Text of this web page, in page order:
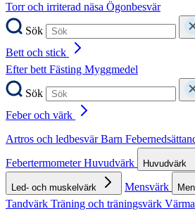
Torr och irriterad näsa Ögonbesvär
Sök
Bett och stick
Efter bettFästing Myggmedel
Sök
Feber och värk
Artros och ledbesvärBarn
FebertermometerHuvudvärk Huvudvärk
Led- och muskelvärk Mensvärk
Tandvärk Träning och träningsvärk